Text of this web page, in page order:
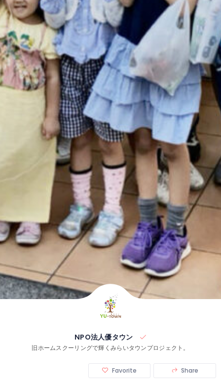
NPO法人優タウン
旧ホームスクーリングで輝くみらいタウンプロジェクト。
Favorite Share